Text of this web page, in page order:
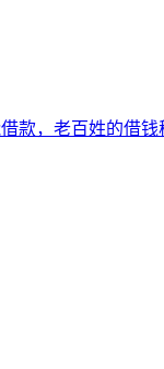
款，老百姓的借钱